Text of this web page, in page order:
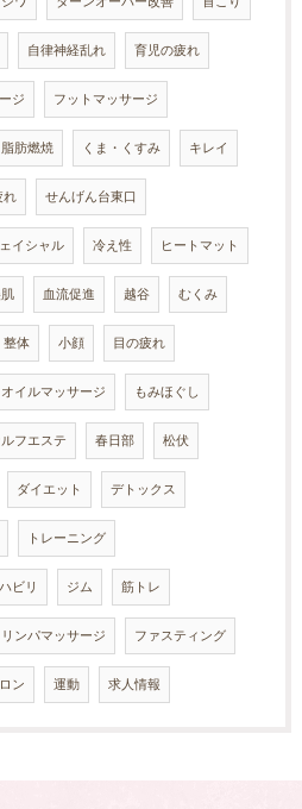
自律神経乱れ 育児の疲れ
ジ フットマッサージ
脂肪燃焼 くま・くすみ キレイ
れ せんげん台東口
イシャル 冷え性 ヒートマット
血流促進 越谷 むくみ
整体 小顔 目の疲れ
オイルマッサージ もみほぐし
フエステ 春日部 松伏
ダイエット デトックス
トレーニング
ビリ ジム 筋トレ
リンパマッサージ ファスティング
ン 運動 求人情報